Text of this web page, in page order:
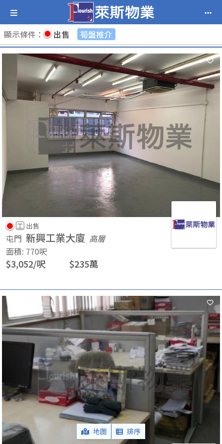
顯示條件 ： 出售 筍盤推介
工 出售
屯門 新興工業大廈 高層
面積: 770呎
$3,052/呎 $235萬
地圖 排序